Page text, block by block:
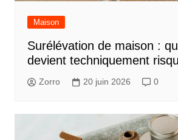
Maison
Surélévation de maison :
devient techniquement
Zorro 20 juin 2026 0